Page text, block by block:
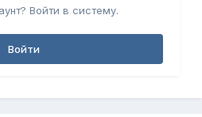
Войти в систему.
Войти